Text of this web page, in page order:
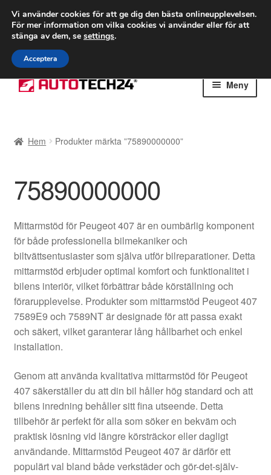
FRAKT från 75 kr
Världsomspännande frakt
Ring 766 924 713
Hoppa
till
Hoppa
till
Meny
Betalningar
Integritetspolicy
Kolla upp
Kontakt
Mitt konto
Om oss
Reklamationsprocedur
Transport
Vagn
Världsomspännande frakt
Hem Produkter märkta ”75890000000”
75890000000
Mittarmstöd för Peugeot 407 är en oumbärlig komponent
för både professionella bilmekaniker och
biltvättsentusiaster som själva utför bilreparationer. Detta
mittarmstöd erbjuder optimal komfort och funktionalitet i
bilens interiör, vilket förbättrar både körställning och
förarupplevelse. Produkter som mittarmstöd Peugeot 407
7589E9 och 7589NT är designade för att passa exakt
och säkert, vilket garanterar lång hållbarhet och enkel
installation.
Genom att använda kvalitativa mittarmstöd för Peugeot
407 säkerställer du att din bil håller hög standard och att
bilens inredning behåller sitt fina utseende. Detta
tillbehör är perfekt för alla som söker en bekväm och
praktisk lösning vid längre körsträckor eller dagligt
användande. Mittarmstöd Peugeot 407 är därför ett
populärt val bland både verkstäder och gör-det-själv-
Vi använder cookies för att ge dig den bästa onlineupplevelsen.
För mer information om vilka cookies vi använder eller för att
stänga av dem, se settings.
Acceptera